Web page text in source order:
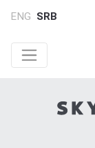
ENG SRB